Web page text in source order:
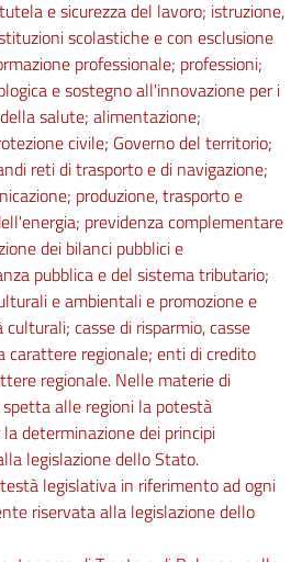
Sezione III
Scavi e fondazioni
((Sezione IV
e altre opere provvisionali.))
e sicurezza del lavoro; istruzione,
scolastiche e con esclusione
professionale; professioni;
e sostegno all'innovazione per i
salute; alimentazione;
civile; Governo del territorio;
reti di trasporto e di navigazione;
produzione, trasporto e
previdenza complementare
dei bilanci pubblici e
pubblica e del sistema tributario;
e ambientali e promozione e
casse di risparmio, casse
carattere regionale; enti di credito
regionale. Nelle materie di
alle regioni la potestà
determinazione dei principi
legislazione dello Stato.
legislativa in riferimento ad ogni
riservata alla legislazione dello